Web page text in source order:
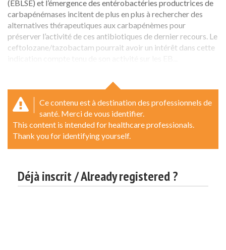
(EBLSE) et l’émergence des entérobactéries productrices de
carbapénémases incitent de plus en plus à rechercher des
alternatives thérapeutiques aux carbapénèmes pour
préserver l’activité de ces antibiotiques de dernier recours. Le
ceftolozane/tazobactam pourrait avoir un intérêt dans cette
Ce contenu est à destination des professionnels de
santé. Merci de vous identifier.
This content is intended for healthcare professionals.
Thank you for identifying yourself.
Déjà inscrit / Already registered ?